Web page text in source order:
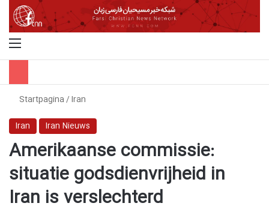
Startpagina/Iran
Iran
Iran Nieuws
Amerikaanse commissie:
situatie godsdienvrijheid in
Iran is verslechterd